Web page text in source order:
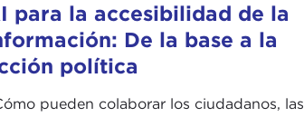
para la accesibilidad de la
De la base a la
política
pueden colaborar los ciudadanos, las